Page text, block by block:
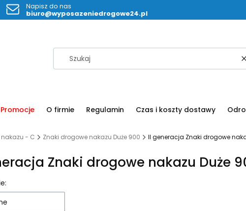
Napisz do nas
biuro@wyposazeniedrogowe24.pl
Promocje O firmie Regulamin Czas i koszty dostawy
- C Znaki drogowe nakazu Duże 900 II generacja Znaki drogowe
Znaki drogowe nakazu Duże